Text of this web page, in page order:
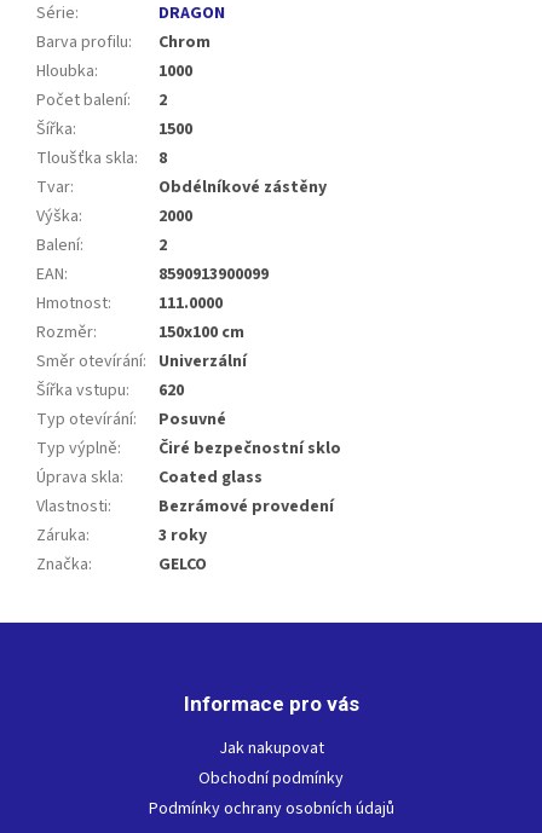
Série:
DRAGON
Barva profilu:
Chrom
Hloubka:
1000
Počet balení:
2
Šířka:
1500
Tloušťka skla:
8
Tvar:
Obdélníkové zástěny
Výška:
2000
Balení:
2
EAN:
8590913900099
Hmotnost:
111.0000
Rozměr:
150x100 cm
Směr otevírání: Univerzální
Šířka vstupu:
620
Typ otevírání:
Posuvné
Typ výplně:
Čiré bezpečnostní sklo
Úprava skla:
Coated glass
Vlastnosti:
Bezrámové provedení
Záruka:
3 roky
Značka: GELCO
Informace pro vás
Jak nakupovat
Obchodní podmínky
Podmínky ochrany osobních údajů